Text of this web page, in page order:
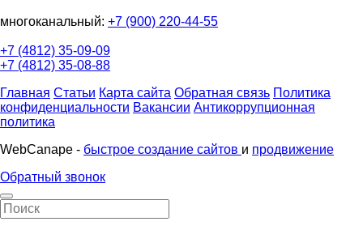
многоканальный: +7 (900) 220-44-55
+7 (4812) 35-09-09
+7 (4812) 35-08-88
Главная Статьи Карта сайта Обратная связь Политика
конфиденциальности Вакансии Антикоррупционная
политика
WebCanape - быстрое создание сайтов и продвижение
Обратный звонок